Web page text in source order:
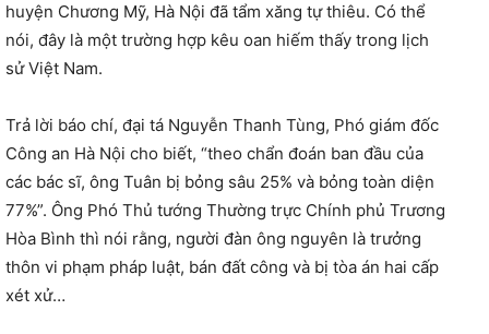
huyện Chương Mỹ, Hà Nội đã tẩm xăng tự thiêu. Có thể
nói, đây là một trường hợp kêu oan hiếm thấy trong lịch
sử Việt Nam.
Trả lời báo chí, đại tá Nguyễn Thanh Tùng, Phó giám đốc
Công an Hà Nội cho biết, “theo chẩn đoán ban đầu của
các bác sĩ, ông Tuân bị bỏng sâu 25% và bỏng toàn diện
77%”. Ông Phó Thủ tướng Thường trực Chính phủ Trương
Hòa Bình thì nói rằng, người đàn ông nguyên là trưởng
thôn vi phạm pháp luật, bán đất công và bị tòa án hai cấp
xét xử…